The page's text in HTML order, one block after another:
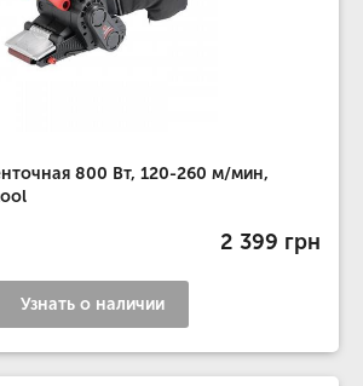
800 Вт, 120-260 м/мин,
2 399 грн
Узнать о наличии